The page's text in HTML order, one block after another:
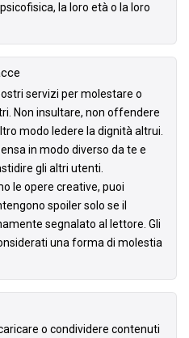
la loro età o la loro
servizi per molestare o
Non insultare, non offendere
modo ledere la dignità altrui.
in modo diverso da te e
gli altri utenti.
le opere creative, puoi
spoiler solo se il
segnalato al lettore. Gli
una forma di molestia
o condividere contenuti